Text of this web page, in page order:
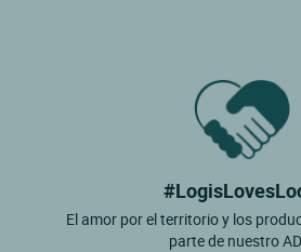
El amor por el territorio y los
parte de nuestro